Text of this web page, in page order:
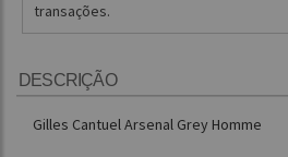
transações.
DESCRIÇÃO
Gilles Cantuel Arsenal Grey Homme